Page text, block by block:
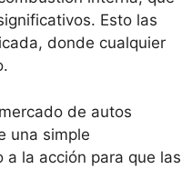
Esto las
donde cualquier
de autos
una simple
a la acción para que las